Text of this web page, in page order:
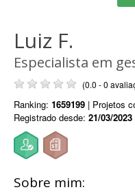
Luiz F.
Especialista em
(0.0 - 0
Ranking: 1659199 | Projetos
Registrado desde: 21/03/2023
Sobre mim: